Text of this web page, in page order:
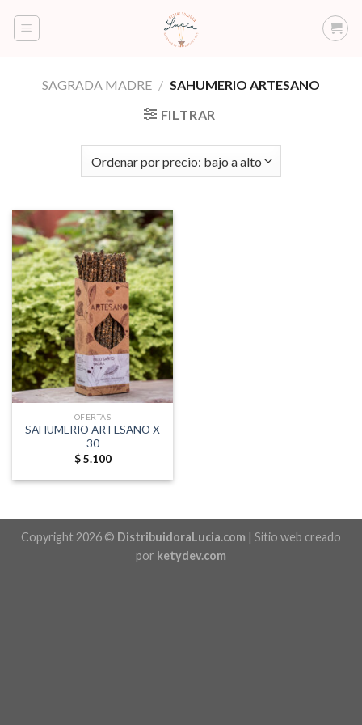
SAGRADA MADRE / SAHUMERIO ARTESANO
FILTRAR
OFERTAS
SAHUMERIO ARTESANO X
30
$5.100
Copyright 2026 © DistribuidoraLucia.com | Sitio web creado
por ketydev.com